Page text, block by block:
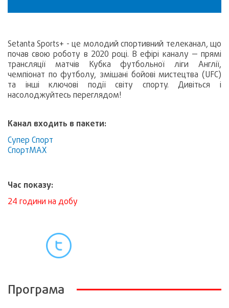
Setanta Sports+ - це молодий спортивний телеканал, що
почав свою роботу в 2020 році. В ефірі каналу — прямі
трансляції матчів Кубка футбольної ліги Англії,
чемпіонат по футболу, змішані бойові мистецтва (UFC)
та інші ключові події світу спорту. Дивіться і
насолоджуйтесь переглядом!
Канал входить в пакети:
Супер Спорт
СпортMAX
Час показу:
24 години на добу
Програма